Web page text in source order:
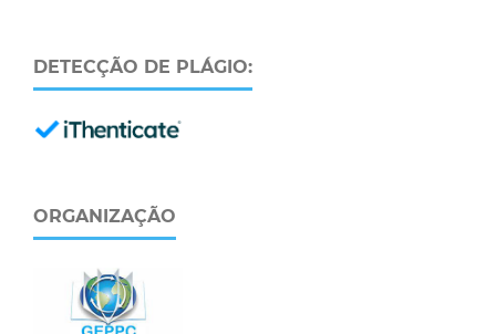
DETECÇÃO DE PLÁGIO:
ORGANIZAÇÃO